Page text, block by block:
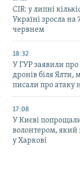
CIR: у липні
Україні зросла на
червнем
18:32
У ГУР заявили
дронів біля Ялти,
писали про атаку
17:08
У Києві
волонтером, який
у Харкові